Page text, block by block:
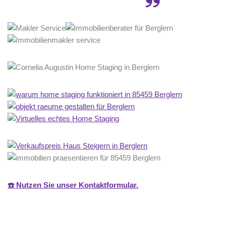
☎️ Nutzen Sie unser Kontaktformular.